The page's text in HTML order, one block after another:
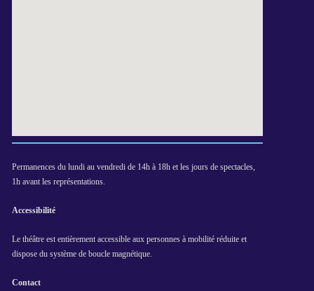
Permanences du lundi au vendredi de 14h à 18h et les jours de spectacles,
1h avant les représentations.
Accessibilité
Le théâtre est entièrement accessible aux personnes à mobilité réduite et
dispose du système de boucle magnétique.
Contact